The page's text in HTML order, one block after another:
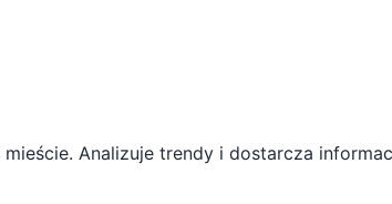
Analizuje trendy i dostarcza